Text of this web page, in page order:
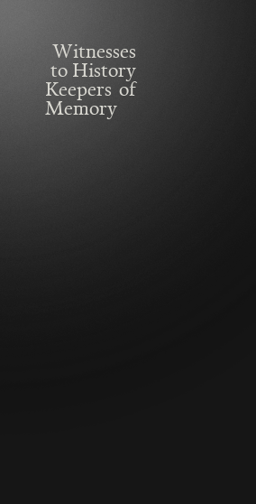
Witnesses
to History
Keepers of
Memory